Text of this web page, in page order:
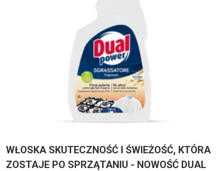
WŁOSKA SKUTECZNOŚĆ I ŚWIEŻOŚĆ, KTÓRA
ZOSTAJE PO SPRZĄTANIU - NOWOŚĆ DUAL